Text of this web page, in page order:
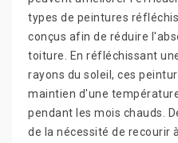
types de peintures
conçus afin de réduire
toiture. En réfléchissant
rayons du soleil, ces
maintien d'une
pendant les mois chauds.
de la nécessité de recourir